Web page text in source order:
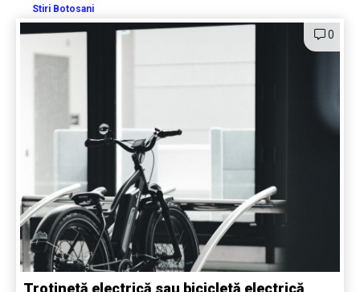
Stiri Botosani
0
Trotinetă electrică sau bicicletă electrică